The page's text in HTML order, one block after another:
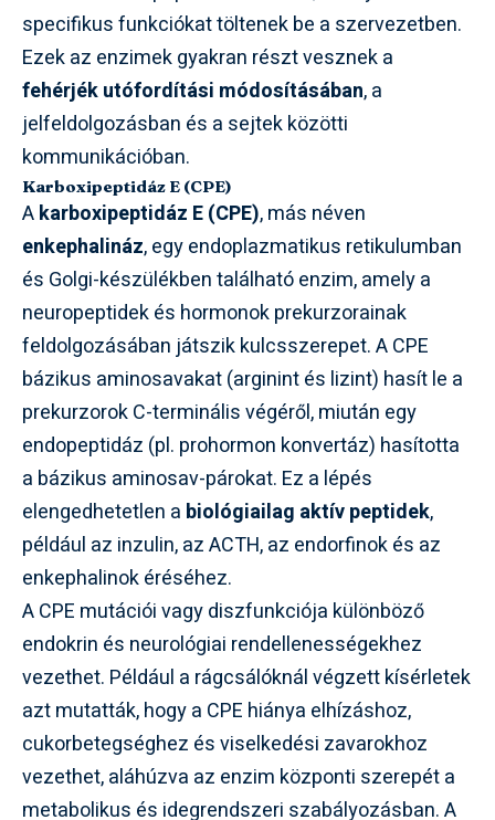
specifikus funkciókat töltenek be a szervezetben.
Ezek az enzimek gyakran részt vesznek a
fehérjék utófordítási módosításában, a
jelfeldolgozásban és a sejtek közötti
kommunikációban.
Karboxipeptidáz E (CPE)
Akarboxipeptidáz E (CPE), más néven
enkephalináz, egy endoplazmatikus retikulumban
és Golgi-készülékben található enzim, amely a
neuropeptidek és hormonok prekurzorainak
feldolgozásában játszik kulcsszerepet. A CPE
bázikus aminosavakat (arginint és lizint) hasít le a
prekurzorok C-terminális végéről, miután egy
endopeptidáz (pl. prohormon konvertáz) hasította
a bázikus aminosav-párokat. Ez a lépés
elengedhetetlen a biológiailag aktív peptidek,
például az inzulin, az ACTH, az endorfinok és az
enkephalinok éréséhez.
A CPE mutációi vagy diszfunkciója különböző
endokrin és neurológiai rendellenességekhez
vezethet. Például a rágcsálóknál végzett kísérletek
azt mutatták, hogy a CPE hiánya elhízáshoz,
cukorbetegséghez és viselkedési zavarokhoz
vezethet, aláhúzva az enzim központi szerepét a
metabolikus és idegrendszeri szabályozásban. A